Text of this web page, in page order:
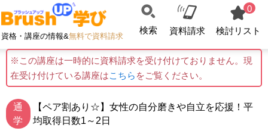
資格・講座の情報&無料で資料請求
検索 資料請求
0
検討リスト
※この講座は一時的に資料請求を受け付けておりません。現
在受け付けている講座はこちら をご覧ください。
通
学
【ペア割あり☆】女性の自分磨きや自立を応援！平
均取得日数1～2日